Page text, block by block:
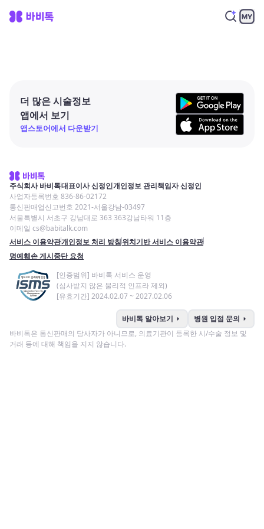
더 많은 시술정보
앱에서 보기
앱스토어에서 다운받기
주식회사 바비톡대표이사 신정인개인정보 관리책임자 신정인
사업자등록번호 836-86-02172
통신판매업신고번호 2021-서울강남-03497
서울특별시 서초구 강남대로 363 363강남타워 11층
이메일 cs@babitalk.com
서비스 이용약관개인정보 처리 방침위치기반 서비스 이용약관
명예훼손 게시중단 요청
[인증범위] 바비톡 서비스 운영
(심사받지 않은 물리적 인프라 제외)
[유효기간] 2024.02.07 ~ 2027.02.06
바비톡 알아보기 arrow_right 병원 입점 문의 arrow_right
바비톡은 통신판매의 당사자가 아니므로, 의료기관이 등록한 시/수술 정보 및
거래 등에 대해 책임을 지지 않습니다.